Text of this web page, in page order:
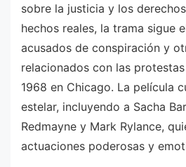
sobre la justicia y los
hechos reales, la trama sigue
acusados de conspiración y
relacionados con las
1968 en Chicago. La película
estelar, incluyendo a Sacha
Redmayne y Mark Rylance,
actuaciones poderosas y